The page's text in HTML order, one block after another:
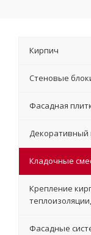
Кирпич
Стеновые
Фасадная
Декоративный
Кладочные
Крепление
Фасадные